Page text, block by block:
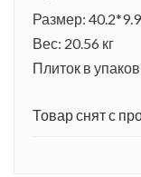
Размер:
Вес: 20.56 кг
Плиток в
Товар снят с